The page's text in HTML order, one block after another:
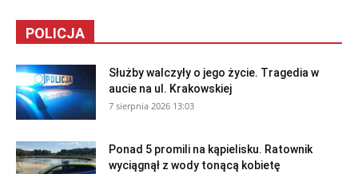
POLICJA
Służby walczyły o jego życie. Tragedia w
aucie na ul. Krakowskiej
7 sierpnia 2026 13:03
Ponad 5 promili na kąpielisku. Ratownik
wyciągnął z wody tonącą kobietę